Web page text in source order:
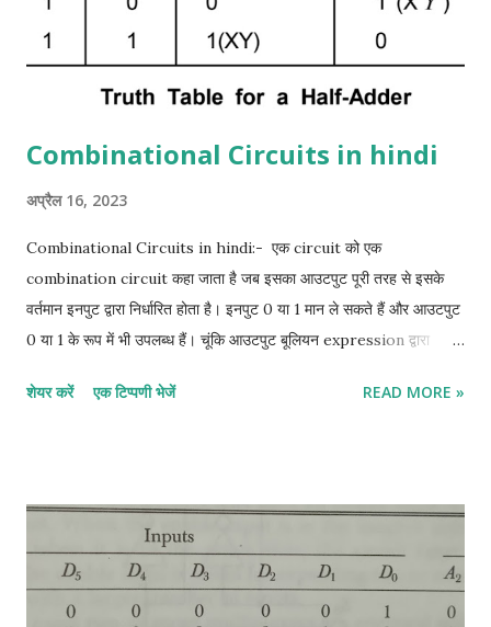
Combinational Circuits in hindi
अप्रैल 16, 2023
Combinational Circuits in hindi:- एक circuit को एक
combination circuit कहा जाता है जब इसका आउटपुट पूरी तरह से इसके
वर्तमान इनपुट द्वारा निर्धारित होता है। इनपुट 0 या 1 मान ले सकते हैं और आउटपुट
0 या 1 के रूप में भी उपलब्ध हैं। चूंकि आउटपुट बूलियन expression द्वारा
circuit से जुड़ी होती है। इसके विपरीत, truth table से एक संयोजन सर्किट के
combinations और semi-additive के उनके संबंधित आउटपुट दिखाती है।
X और Y इनपुट को दर्शाते हैं और C और S CARRY और SUM को दर्शाते हैं।
More details click her Full- Adder in hindi:- Full- Adder तीन
बाइनरी बिट्स को जोड़ने के लिए एक लॉजिक सर्किट है। इसके आउटपुट SUM
शेयर करें एक टिप्पणी भेजें READ MORE »